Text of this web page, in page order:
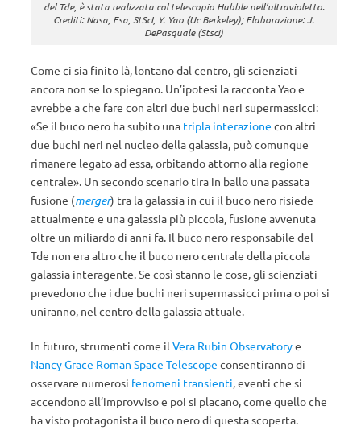
del Tde, è stata realizzata col telescopio Hubble nell’ultravioletto.
Crediti: Nasa, Esa, StScI, Y. Yao (Uc Berkeley); Elaborazione: J.
DePasquale (Stsci)
Come ci sia finito là, lontano dal centro, gli scienziati
ancora non se lo spiegano. Un’ipotesi la racconta Yao e
avrebbe a che fare con altri due buchi neri supermassicci:
«Se il buco nero ha subito una tripla interazione con altri
due buchi neri nel nucleo della galassia, può comunque
rimanere legato ad essa, orbitando attorno alla regione
centrale». Un secondo scenario tira in ballo una passata
fusione (merger) tra la galassia in cui il buco nero risiede
attualmente e una galassia più piccola, fusione avvenuta
oltre un miliardo di anni fa. Il buco nero responsabile del
Tde non era altro che il buco nero centrale della piccola
galassia interagente. Se così stanno le cose, gli scienziati
prevedono che i due buchi neri supermassicci prima o poi si
uniranno, nel centro della galassia attuale.
In futuro, strumenti come il Vera Rubin Observatorye
Nancy Grace Roman Space Telescope consentiranno di
osservare numerosi fenomeni transienti, eventi che si
accendono all’improvviso e poi si placano, come quello che
ha visto protagonista il buco nero di questa scoperta.